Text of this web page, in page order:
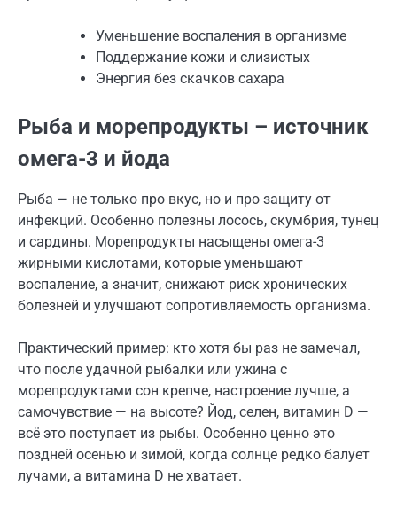
Уменьшение воспаления в организме
Поддержание кожи и слизистых
Энергия без скачков сахара
Рыба и морепродукты – источник
омега-3 и йода
Рыба — не только про вкус, но и про защиту от
инфекций. Особенно полезны лосось, скумбрия, тунец
и сардины. Морепродукты насыщены омега-3
жирными кислотами, которые уменьшают
воспаление, а значит, снижают риск хронических
болезней и улучшают сопротивляемость организма.
Практический пример: кто хотя бы раз не замечал,
что после удачной рыбалки или ужина с
морепродуктами сон крепче, настроение лучше, а
самочувствие — на высоте? Йод, селен, витамин D —
всё это поступает из рыбы. Особенно ценно это
поздней осенью и зимой, когда солнце редко балует
лучами, а витамина D не хватает.